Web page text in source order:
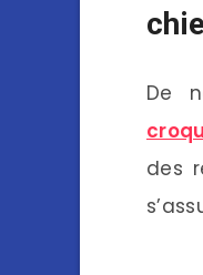
De
des